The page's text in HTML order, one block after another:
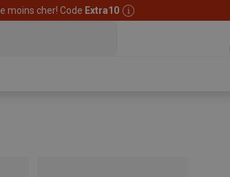
moins cher! Code Extra10